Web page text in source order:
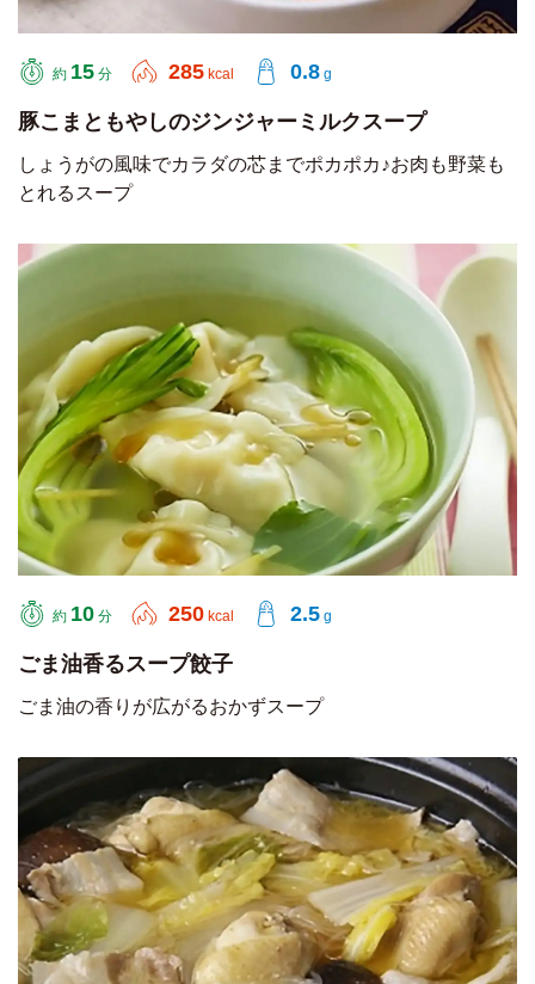
約 15 分 285 kcal 0.8 g
豚こまともやしのジンジャーミルクスープ
しょうがの風味でカラダの芯までポカポカ♪お肉も野菜も
とれるスープ
約 10 分 250 kcal 2.5 g
ごま油香るスープ餃子
ごま油の香りが広がるおかずスープ